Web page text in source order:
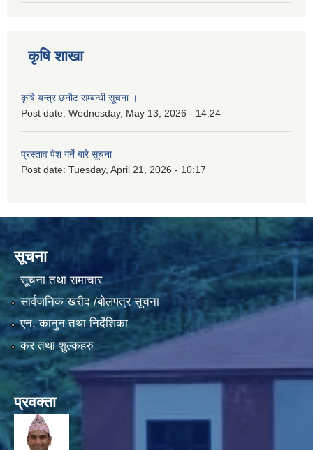
कृषि शाखा
कृषि यन्त्र छनौट सम्बन्धी सूचना ।
Post date: Wednesday, May 13, 2026 - 14:24
प्रस्ताव पेश गर्ने बारे सूचना
Post date: Tuesday, April 21, 2026 - 10:17
सूचना
सूचना तथा समाचार
सार्वजनिक खरीद /बोलपत्र सूचना
एन, कानुन तथा निर्देशिका
कर तथा शुल्कहरु
प्रवक्ता